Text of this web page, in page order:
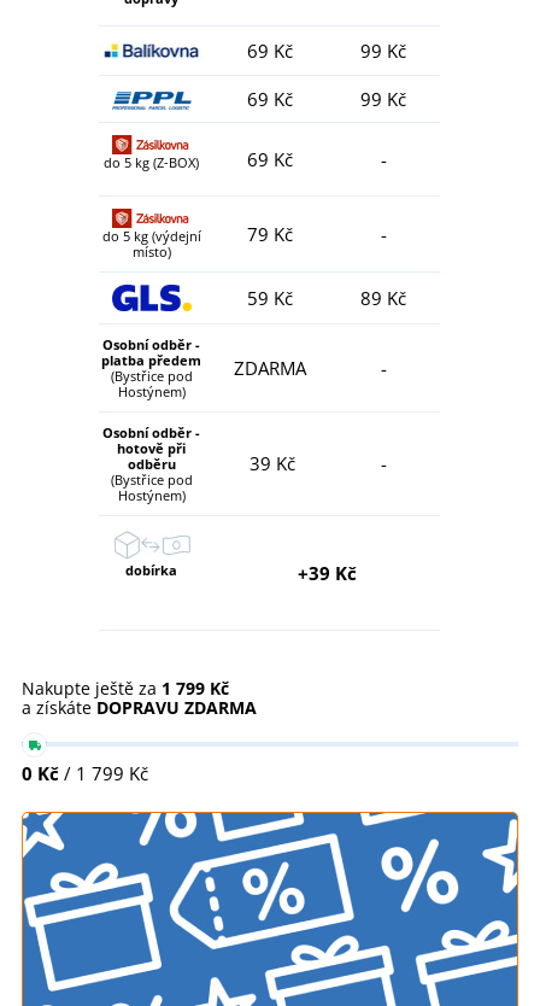
69 Kč
99 Kč
69 Kč
99 Kč
do 5 kg (Z-BOX) 69 Kč -
do 5 kg (výdejní
místo)
79 Kč -
59 Kč 89 Kč
Osobní odběr -
platba předem
(Bystřice pod
Hostýnem)
ZDARMA -
Osobní odběr -
hotově při
odběru
(Bystřice pod
Hostýnem)
39 Kč -
dobírka +39 Kč
Nakupte ještě za 1 799 Kč
a získáte DOPRAVU ZDARMA
0 Kč / 1 799 Kč